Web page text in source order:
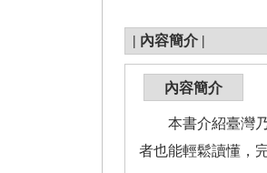
| 內容簡介 |
內容簡介
本書介紹臺灣乃
者也能輕鬆讀懂，